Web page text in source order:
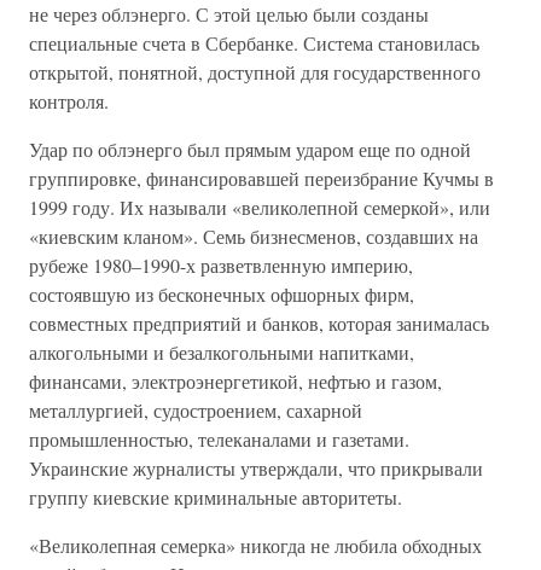
не через облэнерго. С этой целью были созданы
специальные счета в Сбербанке. Система становилась
открытой, понятной, доступной для государственного
контроля.
Удар по облэнерго был прямым ударом еще по одной
группировке, финансировавшей переизбрание Кучмы в
1999 году. Их называли «великолепной семеркой», или
«киевским кланом». Семь бизнесменов, создавших на
рубеже 1980–1990-х разветвленную империю,
состоявшую из бесконечных офшорных фирм,
совместных предприятий и банков, которая занималась
алкогольными и безалкогольными напитками,
финансами, электроэнергетикой, нефтью и газом,
металлургией, судостроением, сахарной
промышленностью, телеканалами и газетами.
Украинские журналисты утверждали, что прикрывали
группу киевские криминальные авторитеты.
«Великолепная семерка» никогда не любила обходных